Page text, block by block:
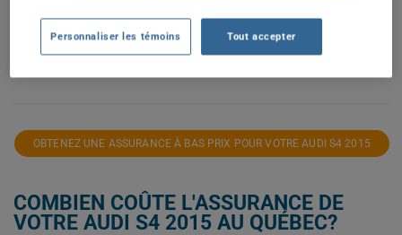
OBTENEZ UNE ASSURANCE À BAS PRIX POUR VOTRE AUDI S4 2015
COMBIEN COÛTE L'ASSURANCE DE
VOTRE AUDI S4 2015 AU QUÉBEC?
Personnaliser les témoins Tout accepter